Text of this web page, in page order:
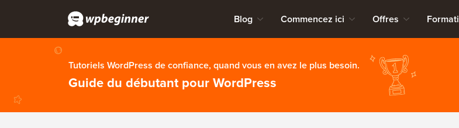
Blog Commencez ici Offres
Tutoriels WordPress de confiance, quand vous en avez le plus besoin.
Guide du débutant pour WordPress